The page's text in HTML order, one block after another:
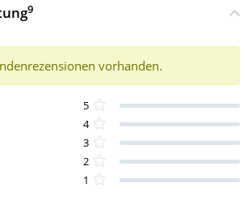
9
vorhanden.
5
4
3
2
1